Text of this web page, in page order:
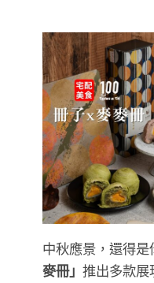
中秋應景，還得
麥冊」 推出多款展